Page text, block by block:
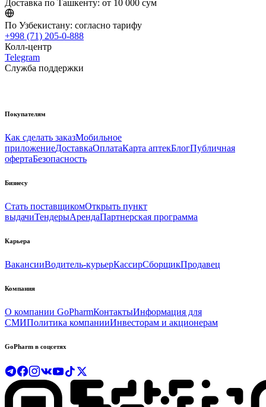
Доставка по Ташкенту: от 10 000 сум
По Узбекистану: согласно тарифу
+998 (71) 205-0-888
Колл-центр
Telegram
Служба поддержки
Покупателям
Как сделать заказМобильное
приложениеДоставкаОплатаКарта аптекБлогПубличная
офертаБезопасность
Бизнесу
Стать поставщикомОткрыть пункт
выдачиТендерыАрендаПартнерская программа
Карьера
ВакансииВодитель-курьерКассирСборщикПродавец
Компания
О компании GoPharmКонтактыИнформация для
СМИПолитика компанииИнвесторам и акционерам
GoPharm в соцсетях